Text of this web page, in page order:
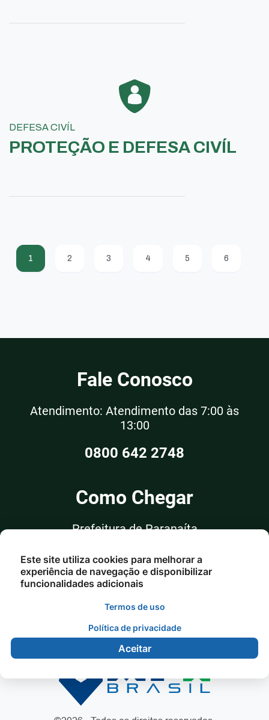
DEFESA CIVÍL
PROTEÇÃO E DEFESA CIVÍL
1 2 3 4 5 6
Fale Conosco
Atendimento: Atendimento das 7:00 às
13:00
0800 642 2748
Como Chegar
Prefeitura de Paranaíta
Rua Alceu Rossi, nº 351, Sala 03
Centro - Paranaíta/MT
Este site utiliza cookies para melhorar a
experiência de navegação e disponibilizar
funcionalidades adicionais
Termos de uso
Política de privacidade
Aceitar